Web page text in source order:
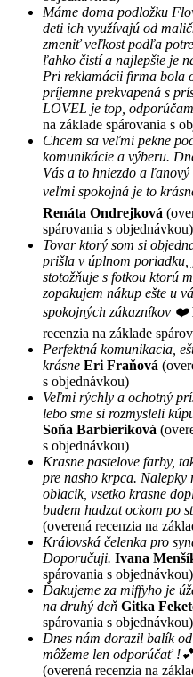
Máme doma podložku
deti ich využívajú od
zmeniť veľkost podľa
ľahko čistí a najlepšie je
Pri reklamácii firma bola
príjemne prekvapená s
LOVEL je top,
na základe spárovania s
Chcem sa veľmi pekne
komunikácie a výberu.
Vás a to hniezdo a
veľmi spokojná je to
Renáta Ondrejková
spárovania s objednávkou)
Tovar ktorý som si
prišla v úplnom poriadku,
stotožňuje s fotkou ktorú
zopakujem nákup ešte u
spokojných zákazníkov ❤️
recenzia na základe
Perfektná komunikacia,
krásne Eri Fraňová
s objednávkou)
Veľmi rýchly a ochotný
lebo sme si rozmysleli
Soňa Barbieriková
s objednávkou)
Krasne pastelove farby,
pre nasho krpca. Nalepky
oblacik, vsetko krasne
budem hadzat ockom po
(overená recenzia na
Královská čelenka pro
Doporučuji. Ivana
spárovania s objednávkou)
Ďakujeme za miffyho je
na druhý deň Gitka
spárovania s objednávkou)
Dnes nám dorazil balík
môžeme len odporúčať
(overená recenzia na